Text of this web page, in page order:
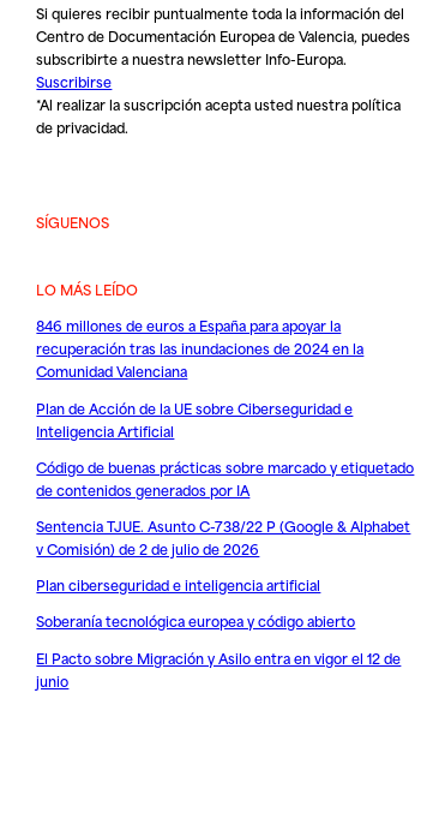
Si quieres recibir puntualmente toda la información del
Centro de Documentación Europea de Valencia, puedes
subscribirte a nuestra newsletter Info-Europa.
Suscribirse
*Al realizar la suscripción acepta usted nuestrapolítica
de privacidad.
SÍGUENOS
LO MÁS LEÍDO
846 millones de euros a España para apoyar la
recuperación tras las inundaciones de 2024 en la
Comunidad Valenciana
Plan de Acción de la UE sobre Ciberseguridad e
Inteligencia Artificial
Código de buenas prácticas sobre marcado y etiquetado
de contenidos generados por IA
Sentencia TJUE. Asunto C-738/22 P (Google & Alphabet
v Comisión) de 2 de julio de 2026
Plan ciberseguridad e inteligencia artificial
Soberanía tecnológica europea y código abierto
El Pacto sobre Migración y Asilo entra en vigor el 12 de
junio